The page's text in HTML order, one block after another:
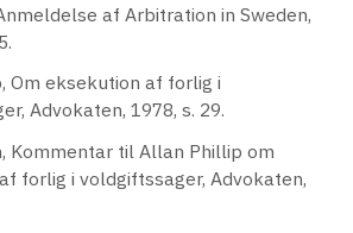
af Arbitration in Sweden,
Om eksekution af forlig i
Advokaten, 1978, s. 29.
Kommentar til Allan Phillip om
forlig i voldgiftssager, Advokaten,